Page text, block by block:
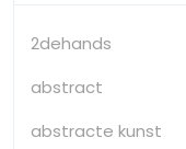
2dehands
abstract
abstracte kunst